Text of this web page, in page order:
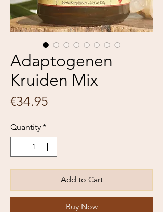
Adaptogenen
Kruiden Mix
€34.95
Quantity *
Add to Cart
Buy Now